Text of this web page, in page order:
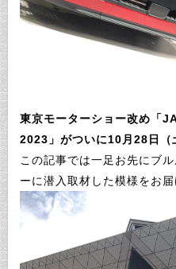
東京モーターショー改め「
2023」がついに10月28日（
この記事では一足お先にブ